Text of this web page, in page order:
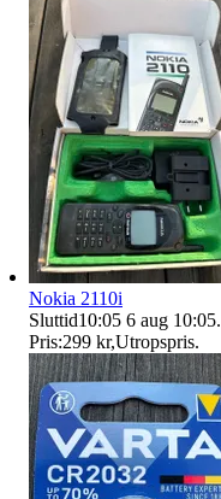
Nokia 2110i
Sluttid10:05 6 aug 10:05.
Pris:299 kr,Utropspris.